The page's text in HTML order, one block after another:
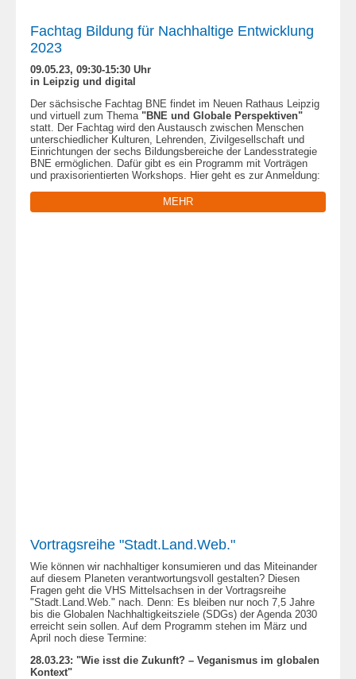
Fachtag Bildung für Nachhaltige Entwicklung
2023
09.05.23, 09:30-15:30 Uhr
in Leipzig und digital
Der sächsische Fachtag BNE findet im Neuen Rathaus Leipzig
und virtuell zum Thema "BNE und Globale Perspektiven"
statt. Der Fachtag wird den Austausch zwischen Menschen
unterschiedlicher Kulturen, Lehrenden, Zivilgesellschaft und
Einrichtungen der sechs Bildungsbereiche der Landesstrategie
BNE ermöglichen. Dafür gibt es ein Programm mit Vorträgen
und praxisorientierten Workshops. Hier geht es zur Anmeldung:
MEHR
Vortragsreihe "Stadt.Land.Web."
Wie können wir nachhaltiger konsumieren und das Miteinander
auf diesem Planeten verantwortungsvoll gestalten? Diesen
Fragen geht die VHS Mittelsachsen in der Vortragsreihe
"Stadt.Land.Web." nach. Denn: Es bleiben nur noch 7,5 Jahre
bis die Globalen Nachhaltigkeitsziele (SDGs) der Agenda 2030
erreicht sein sollen. Auf dem Programm stehen im März und
April noch diese Termine:
28.03.23: "Wie isst die Zukunft? – Veganismus im globalen
Kontext"